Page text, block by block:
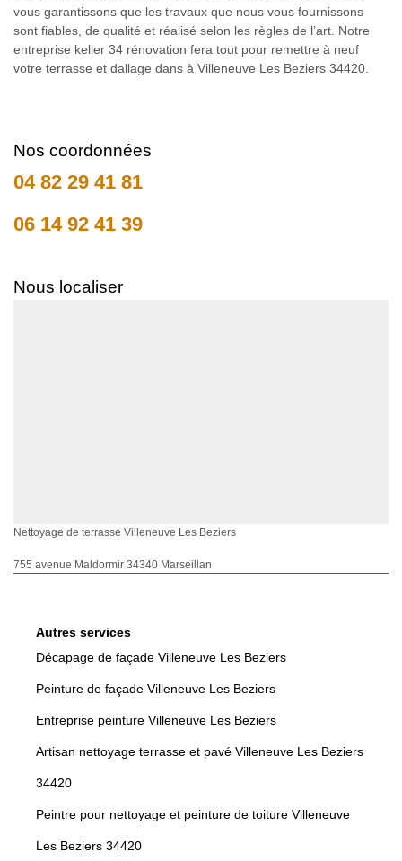
vous garantissons que les travaux que nous vous fournissons
sont fiables, de qualité et réalisé selon les règles de l’art. Notre
entreprise keller 34 rénovation fera tout pour remettre à neuf
votre terrasse et dallage dans à Villeneuve Les Beziers 34420.
Nos coordonnées
04 82 29 41 81
06 14 92 41 39
Nous localiser
Nettoyage de terrasse Villeneuve Les Beziers
755 avenue Maldormir 34340 Marseillan
Autres services
Décapage de façade Villeneuve Les Beziers
Peinture de façade Villeneuve Les Beziers
Entreprise peinture Villeneuve Les Beziers
Artisan nettoyage terrasse et pavé Villeneuve Les Beziers
34420
Peintre pour nettoyage et peinture de toiture Villeneuve
Les Beziers 34420